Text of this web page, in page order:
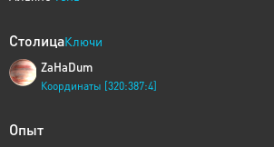
СтолицаКлючи
ZaHaDum
Координаты [320:387:4]
Опыт